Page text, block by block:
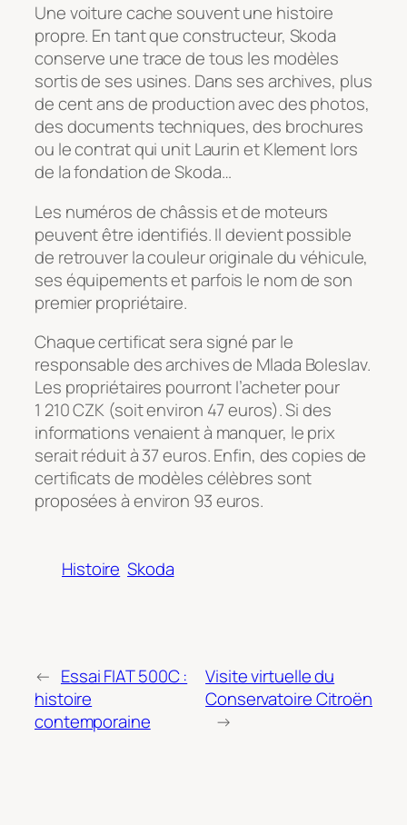
Une voiture cache souvent une histoire
propre. En tant que constructeur, Skoda
conserve une trace de tous les modèles
sortis de ses usines. Dans ses archives, plus
de cent ans de production avec des photos,
des documents techniques, des brochures
ou le contrat qui unit Laurin et Klement lors
de la fondation de Skoda…
Les numéros de châssis et de moteurs
peuvent être identifiés. Il devient possible
de retrouver la couleur originale du véhicule,
ses équipements et parfois le nom de son
premier propriétaire.
Chaque certificat sera signé par le
responsable des archives de Mlada Boleslav.
Les propriétaires pourront l’acheter pour
1 210 CZK (soit environ 47 euros). Si des
informations venaient à manquer, le prix
serait réduit à 37 euros. Enfin, des copies de
certificats de modèles célèbres sont
proposées à environ 93 euros.
Histoire Skoda
← Essai FIAT 500C :
histoire
contemporaine
Visite virtuelle du
Conservatoire Citroën
→